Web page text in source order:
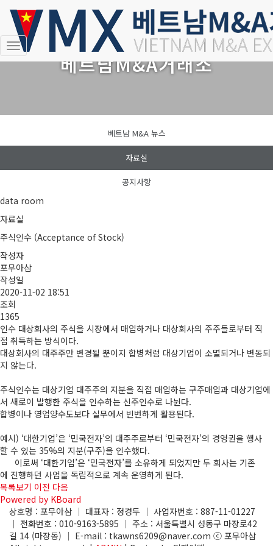
내
토
VIETNAM M&A EXCHANGE
베트남M&A거래소
베트남 M&A 뉴스
자료실
공지사항
data room
자료실
주식인수 (Acceptance of Stock)
작성자
포무아삼
작성일
2020-11-02 18:51
조회
1365
인수 대상회사의 주식을 시장에서 매입하거나 대상회사의 주주들로부터 직
접 취득하는 방식이다.
대상회사의 대주주만 변경될 뿐이지 합병처럼 대상기업이 소멸되거나 변동되
지 않는다.
주식인수는 대상기업 대주주의 지분을 직접 매입하는 구주매입과 대상기업에
서 새로이 발행한 주식을 인수하는 신주인수로 나뉜다.
합병이나 영업양수도보다 실무에서 빈번하게 활용된다.
예시) ‘대한기업’은 ‘민국전자’의 대주주로부터 ‘민국전자’의 경영권을 행사
할 수 있는 35%의 지분(구주)을 인수했다.
이로써 ‘대한기업’은 ‘민국전자’를 소유하게 되었지만 두 회사는 기존
에 진행하던 사업을 독립적으로 계속 운영하게 된다.
목록보기 이전 다음
Powered by KBoard
상호명 : 포무아삼 │ 대표자 : 정경두 │ 사업자번호 : 887-11-01227
│ 전화번호 : 010-9163-5895 │ 주소 : 서울특별시 성동구 마장로42
길 14 (마장동) │ E-mail : tkawns6209@naver.com ⓒ 포무아삼